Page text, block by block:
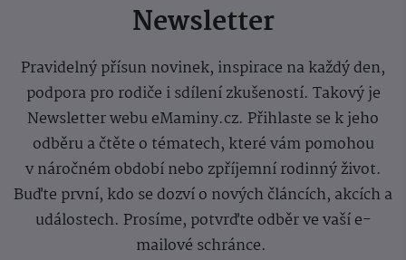
Newsletter
Pravidelný přísun novinek, inspirace na každý den,
podpora pro rodiče i sdílení zkušeností. Takový je
Newsletter webu eMaminy.cz. Přihlaste se k jeho
odběru a čtěte o tématech, které vám pomohou
v náročném období nebo zpříjemní rodinný život.
Buďte první, kdo se dozví o nových článcích, akcích a
událostech. Prosíme, potvrďte odběr ve vaší e-
mailové schránce.